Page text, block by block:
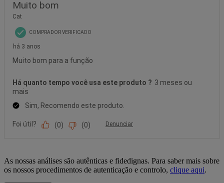
As nossas análises são autênticas e fidedignas. Para saber mais sobre
os nossos procedimentos de autenticação e controlo, clique aqui.